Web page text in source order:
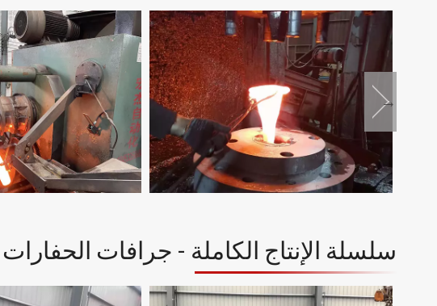
سلسلة الإنتاج الكاملة - جرافات الحفارات